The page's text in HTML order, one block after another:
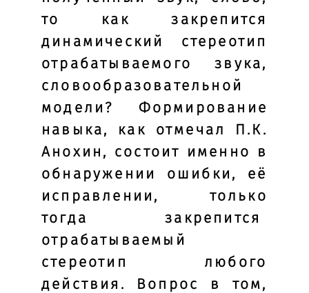
то как закрепится
динамический стереотип
отрабатываемого звука,
словообразовательной
модели? Формирование
навыка, как отмечал П.К.
Анохин, состоит именно в
обнаружении ошибки, её
исправлении, только
тогда закрепится
отрабатываемый
стереотип любого
действия.
Вопрос в том,